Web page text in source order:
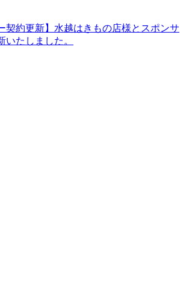
契約更新】水越はきもの店様とスポンサ
いたしました。